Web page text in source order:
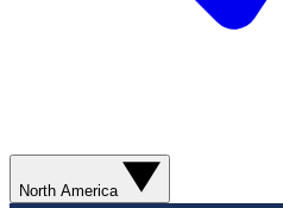
North America